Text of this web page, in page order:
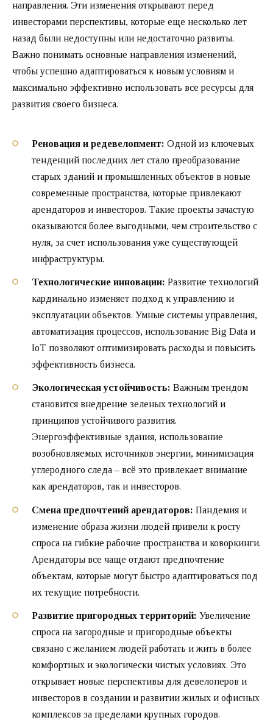
направления. Эти изменения открывают перед
инвесторами перспективы, которые еще несколько лет
назад были недоступны или недостаточно развиты.
Важно понимать основные направления изменений,
чтобы успешно адаптироваться к новым условиям и
максимально эффективно использовать все ресурсы для
развития своего бизнеса.
Реновация и редевелопмент: Одной из ключевых
тенденций последних лет стало преобразование
старых зданий и промышленных объектов в новые
современные пространства, которые привлекают
арендаторов и инвесторов. Такие проекты зачастую
оказываются более выгодными, чем строительство с
нуля, за счет использования уже существующей
инфраструктуры.
Технологические инновации: Развитие технологий
кардинально изменяет подход к управлению и
эксплуатации объектов. Умные системы управления,
автоматизация процессов, использование Big Data и
IoT позволяют оптимизировать расходы и повысить
эффективность бизнеса.
Экологическая устойчивость: Важным трендом
становится внедрение зеленых технологий и
принципов устойчивого развития.
Энергоэффективные здания, использование
возобновляемых источников энергии, минимизация
углеродного следа – всё это привлекает внимание
как арендаторов, так и инвесторов.
Смена предпочтений арендаторов: Пандемия и
изменение образа жизни людей привели к росту
спроса на гибкие рабочие пространства и коворкинги.
Арендаторы все чаще отдают предпочтение
объектам, которые могут быстро адаптироваться под
их текущие потребности.
Развитие пригородных территорий: Увеличение
спроса на загородные и пригородные объекты
связано с желанием людей работать и жить в более
комфортных и экологически чистых условиях. Это
открывает новые перспективы для девелоперов и
инвесторов в создании и развитии жилых и офисных
комплексов за пределами крупных городов.